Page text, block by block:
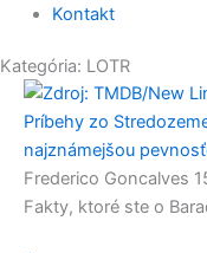
Kontakt
Kategória: LOTR
Príbehy zo
najznámejšou
Frederico Goncalves
Fakty, ktoré ste o